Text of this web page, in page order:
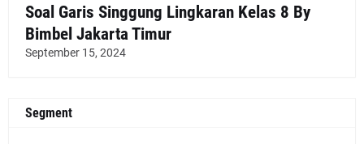
Soal Garis Singgung Lingkaran Kelas 8 By
Bimbel Jakarta Timur
September 15, 2024
Segment